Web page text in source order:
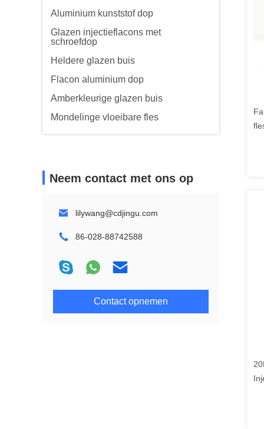
Aluminium kunststof dop
Glazen injectieflacons met
schroefdop
Heldere glazen buis
Flacon aluminium dop
Amberkleurige glazen buis
Mondelinge vloeibare fles
Neem contact met ons op
lilywang@cdjingu.com
86-028-88742588
Contact opnemen